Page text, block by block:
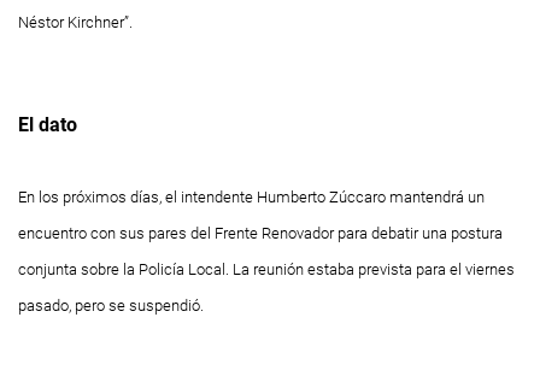
Néstor Kirchner”.
El dato
En los próximos días, el intendente Humberto Zúccaro mantendrá un
encuentro con sus pares del Frente Renovador para debatir una postura
conjunta sobre la Policía Local. La reunión estaba prevista para el viernes
pasado, pero se suspendió.